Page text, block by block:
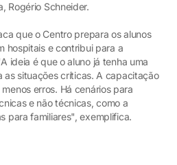
Rogério Schneider.
que o Centro prepara os alunos
hospitais e contribui para a
ideia é que o aluno já tenha uma
as situações críticas. A capacitação
erros. Há cenários para
e não técnicas, como a
para familiares", exemplifica.